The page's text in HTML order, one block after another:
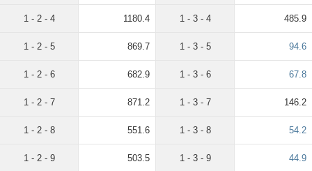
1 - 2 - 4 1180.4
1 - 2 - 5 869.7
1 - 2 - 6 682.9
1 - 2 - 7 871.2
1 - 2 - 8 551.6
1 - 2 - 9 503.5
1 - 3 - 4 485.9
1 - 3 - 5 94.6
1 - 3 - 6 67.8
1 - 3 - 7 146.2
1 - 3 - 8 54.2
1 - 3 - 9 44.9